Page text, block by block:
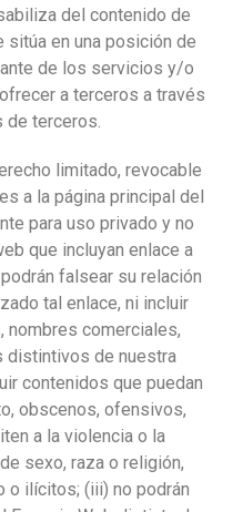
del contenido de
en una posición de
de los servicios y/o
a terceros a través
de terceros.
limitado, revocable
a la página principal del
para uso privado y no
que incluyan enlace a
falsear su relación
tal enlace, ni incluir
nombres comerciales,
distintivos de nuestra
contenidos que puedan
obscenos, ofensivos,
a la violencia o la
sexo, raza o religión,
o ilícitos; (iii) no podrán